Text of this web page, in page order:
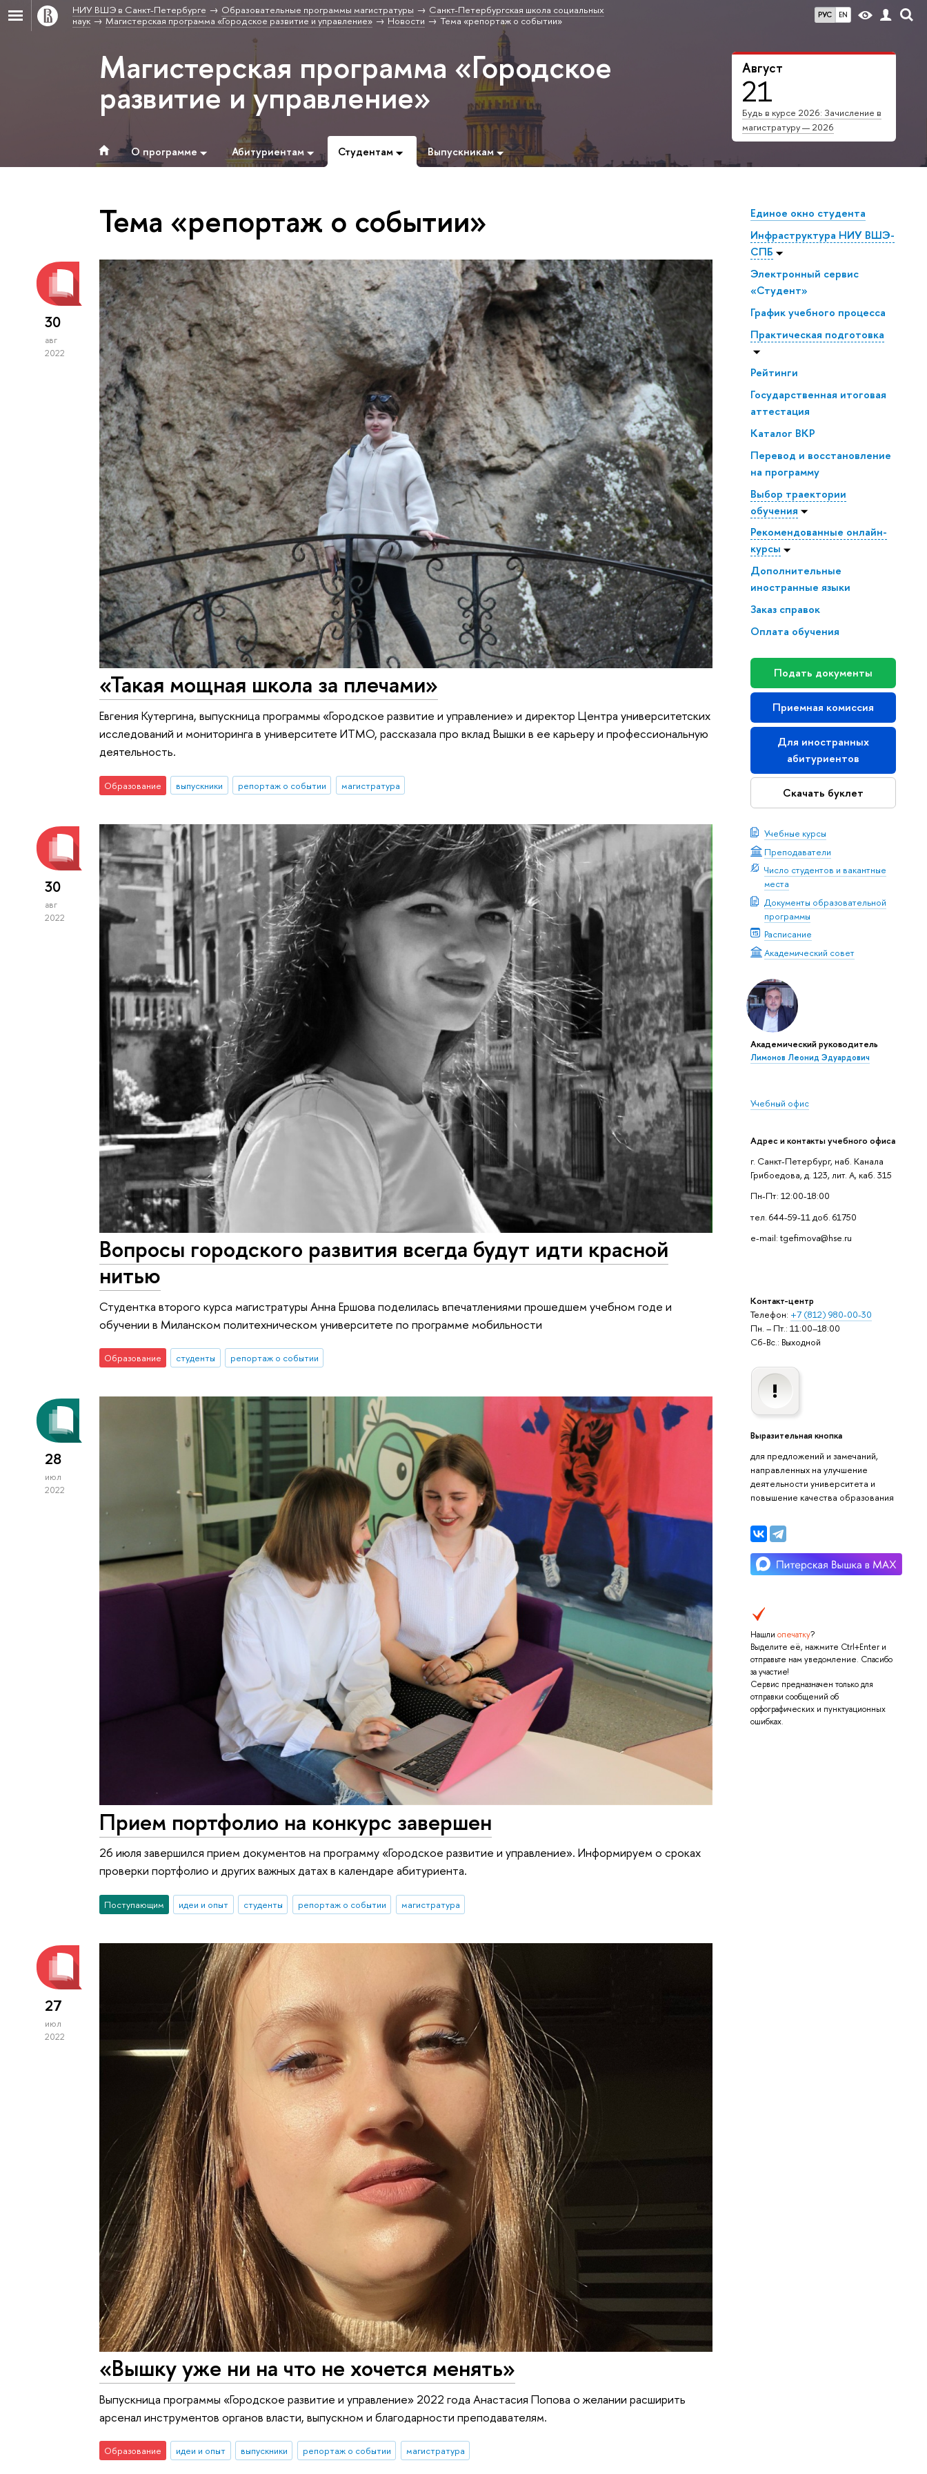
РУС EN
НИУ ВШЭ в Санкт-Петербурге Образовательные программы магистратуры
Санкт-Петербургская школа социальных
наук
Магистерская программа «Городское развитие и управление» Новости Тема «репортаж о событии»
Август
21
Будь в курсе 2026: Зачисление в
магистратуру — 2026
Магистерская программа «Городское
развитие и управление»
О программе Абитуриентам Студентам Выпускникам
Единое окно студента
Инфраструктура НИУ ВШЭ-
СПБ
Электронный сервис
«Студент»
График учебного процесса
Практическая подготовка
Рейтинги
Государственная итоговая
аттестация
Каталог ВКР
Перевод и восстановление
на программу
Выбор траектории
обучения
Рекомендованные онлайн-
курсы
Дополнительные
иностранные языки
Заказ справок
Оплата обучения
Подать документы
Приемная комиссия
Для иностранных
абитуриентов
Скачать буклет
Учебные курсы
Преподаватели
Число студентов и вакантные
места
Документы образовательной
программы
Расписание
Академический совет
Академический руководитель
Лимонов Леонид Эдуардович
Учебный офис
Адрес и контакты учебного офиса
г. Санкт-Петербург, наб. Канала
Грибоедова, д. 123, лит. А, каб. 315
Пн-Пт: 12:00-18:00
тел. 644-59-11 доб. 61750
e-mail: tgefimova@hse.ru
Контакт-центр
Телефон: +7 (812) 980-00-30
Пн. – Пт.: 11:00–18:00
Сб-Вс.: Выходной
Выразительная кнопка
для предложений и замечаний,
направленных на улучшение
деятельности университета и
повышение качества образования
Нашли опечатку?
Выделите её, нажмите Ctrl+Enter и
отправьте нам уведомление. Спасибо
за участие!
Сервис предназначен только для
отправки сообщений об
орфографических и пунктуационных
ошибках.
Тема «репортаж о событии»
30
авг
2022
«Такая мощная школа за плечами»
Евгения Кутергина, выпускница программы «Городское развитие и управление» и директор Центра университетских
исследований и мониторинга в университете ИТМО, рассказала про вклад Вышки в ее карьеру и профессиональную
деятельность.
Образование выпускники репортаж о событии магистратура
30
авг
2022
Вопросы городского развития всегда будут идти красной
нитью
Студентка второго курса магистратуры Анна Ершова поделилась впечатлениями прошедшем учебном годе и
обучении в Миланском политехническом университете по программе мобильности
Образование студенты репортаж о событии
28
июл
2022
Прием портфолио на конкурс завершен
26 июля завершился прием документов на программу «Городское развитие и управление». Информируем о сроках
проверки портфолио и других важных датах в календаре абитуриента.
Поступающим идеи и опыт студенты репортаж о событии магистратура
27
июл
2022
«Вышку уже ни на что не хочется менять»
Выпускница программы «Городское развитие и управление» 2022 года Анастасия Попова о желании расширить
арсенал инструментов органов власти, выпускном и благодарности преподавателям.
Образование идеи и опыт выпускники репортаж о событии магистратура